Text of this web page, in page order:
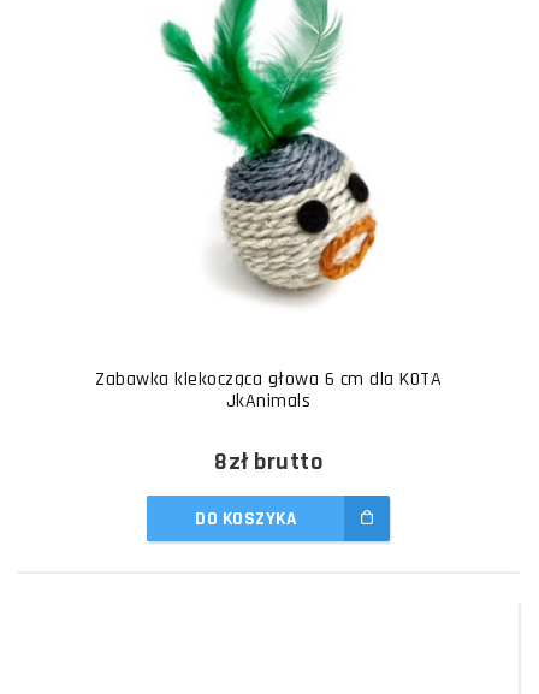
Zabawka klekocząca głowa 6 cm dla KOTA
JkAnimals
8złbrutto
DO KOSZYKA